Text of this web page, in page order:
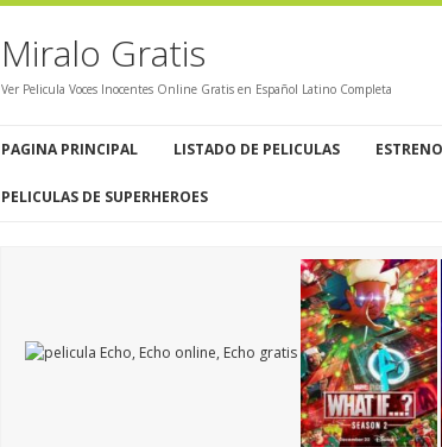
Miralo Gratis
Ver Pelicula Voces Inocentes Online Gratis en Español Latino Completa
PAGINA PRINCIPAL LISTADO DE PELICULAS
PELICULAS DE SUPERHEROES